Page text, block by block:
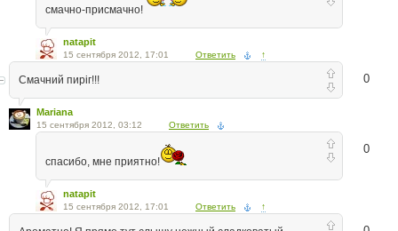
смачно-присмачно!
natapit
15 сентября 2012, 17:01 Ответить ↑
0
Смачний пиріг!!!
Mariana
15 сентября 2012, 03:12 Ответить
0
спасибо, мне приятно!
natapit
15 сентября 2012, 17:01 Ответить ↑